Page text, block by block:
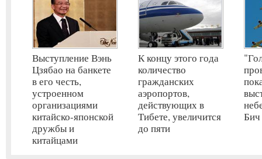
Выступление Вэнь
Цзябао на банкете
в его честь,
устроенном
организациями
китайско-японской
дружбы и
китайцами
К концу этого года
количество
гражданских
аэропортов,
действующих в
Тибете, увеличится
до пяти
Бич